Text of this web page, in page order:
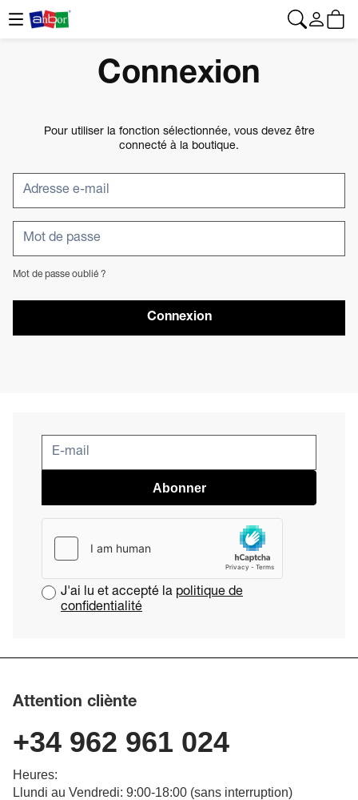
Connexion
Pour utiliser la fonction sélectionnée, vous devez être
connecté à la boutique.
Mot de passe oublié ?
Connexion
Abonner
J'ai lu et accepté la politique de
confidentialité
Attention cliènte
+34 962 961 024
Heures:
Llundi au Vendredi: 9:00-18:00 (sans interruption)